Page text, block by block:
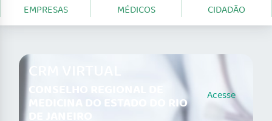
EMPRESAS MÉDICOS CIDADÃO
CRM VIRTUAL
CONSELHO REGIONAL DE
MEDICINA DO ESTADO DO RIO Acesse